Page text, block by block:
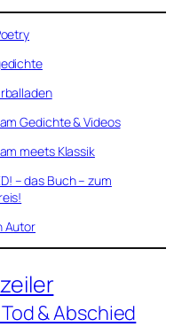
Gedichte & Videos
meets Klassik
– das Buch – zum
Autor
& Abschied